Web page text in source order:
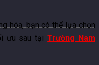
hóa, bạn có thể lựa chọn
ưu sau tạiTrường Nam